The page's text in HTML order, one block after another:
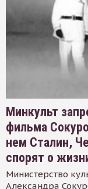
Минкульт
фильма
нем Сталин,
спорят о
Министерство
Александра